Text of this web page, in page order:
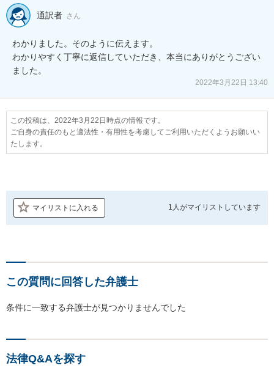
通訳者 さん
わかりました。そのように伝えます。
わかりやすく丁寧に返信していただき、本当にありがとうござい
ました。
2022年3月22日 13:40
この投稿は、2022年3月22日時点の情報です。
ご自身の責任のもと適法性・有用性を考慮してご利用いただくようお願いい
たします。
マイリストに入れる 1人がマイリストしています
この質問に回答した弁護士
条件に一致する弁護士が見つかりませんでした
法律Q&Aを探す